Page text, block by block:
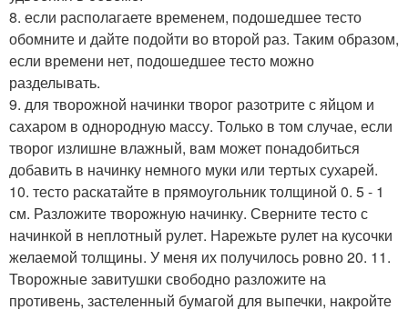
8. если располагаете временем, подошедшее тесто
обомните и дайте подойти во второй раз. Таким образом,
если времени нет, подошедшее тесто можно
разделывать.
9. для творожной начинки творог разотрите с яйцом и
сахаром в однородную массу. Только в том случае, если
творог излишне влажный, вам может понадобиться
добавить в начинку немного муки или тертых сухарей.
10. тесто раскатайте в прямоугольник толщиной 0. 5 - 1
см. Разложите творожную начинку. Сверните тесто с
начинкой в неплотный рулет. Нарежьте рулет на кусочки
желаемой толщины. У меня их получилось ровно 20. 11.
Творожные завитушки свободно разложите на
противень, застеленный бумагой для выпечки, накройте